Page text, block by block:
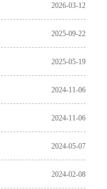
2026-03-12
2025-09-22
2025-05-19
2024-11-06
2024-11-06
2024-05-07
2024-02-08